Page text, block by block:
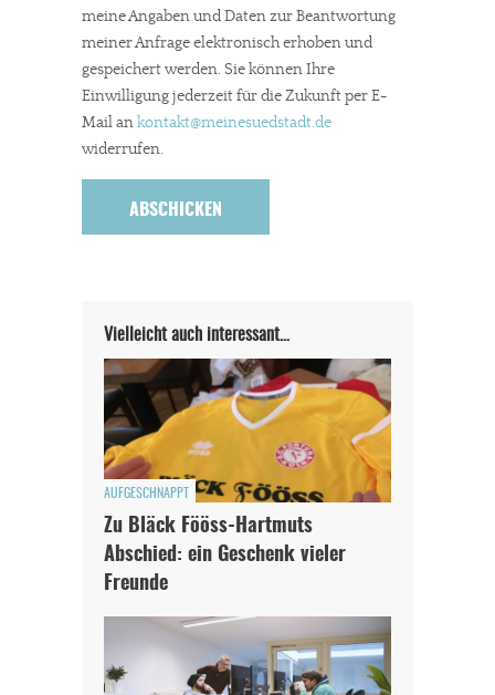
In eigener Sache
Dir gefällt unsere Arbeit?
meinesuedstadt.de finanziert sich durch Partnerprofile und
meine Angaben und Daten zur Beantwortung
meiner Anfrage elektronisch erhoben und
gespeichert werden. Sie können Ihre
Einwilligung jederzeit für die Zukunft per E-
Mail ankontakt@meinesuedstadt.de
widerrufen.
Vielleicht auch interessant…
AUFGESCHNAPPT
Zu Bläck Fööss-Hartmuts
Abschied: ein Geschenk vieler
Freunde